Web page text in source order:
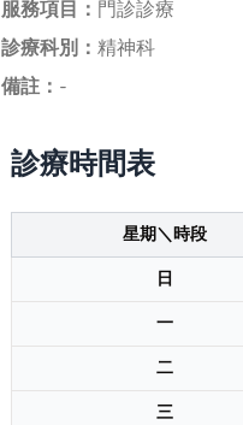
服務項目： 門診診療
診療科別： 精神科
備註： -
診療時間表
星期＼時段
日
一
二
三